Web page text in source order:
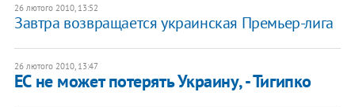
26 лютого 2010, 13:52
Завтра возвращается украинская Премьер-лига
26 лютого 2010, 13:47
ЕС не может потерять Украину, - Тигипко